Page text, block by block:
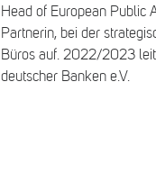
Head of European Public
Partnerin, bei der
Büros auf. 2022/2023
deutscher Banken e.V.